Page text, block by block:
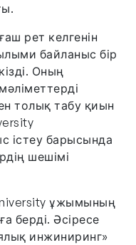
рет келгенін
байланыс бір
Оның
толық табу қиын
істеу барысында
шешімі
ұжымының
берді. Әсіресе
инжиниринг»